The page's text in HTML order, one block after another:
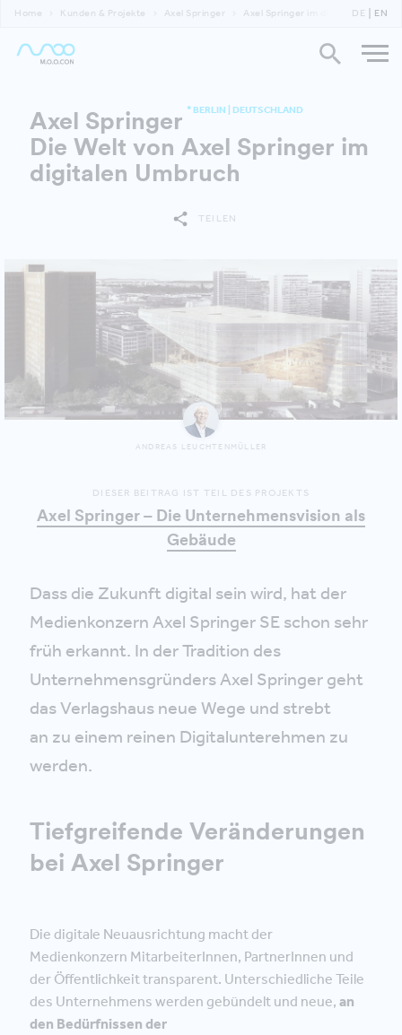
Home Kunden & Projekte Axel Springer Axel Springer im digitalen Umbruch
DE EN
Axel Springer * BERLIN | DEUTSCHLAND
Die Welt von Axel Springer im
digitalen Umbruch
TEILEN
ANDREAS LEUCHTENMÜLLER
DIESER BEITRAG IST TEIL DES PROJEKTS
Axel Springer – Die Unternehmensvision als
Gebäude
Dass die Zukunft digital sein wird, hat der
Medienkonzern Axel Springer SE schon sehr
früh erkannt. In der Tradition des
Unternehmensgründers Axel Springer geht
das Verlagshaus neue Wege und strebt
an zu einem reinen Digitalunterehmen zu
werden.
Tiefgreifende Veränderungen
bei Axel Springer
Die digitale Neuausrichtung macht der
Medienkonzern MitarbeiterInnen, PartnerInnen und
der Öffentlichkeit transparent. Unterschiedliche Teile
des Unternehmens werden gebündelt und neue, an
den Bedürfnissen der